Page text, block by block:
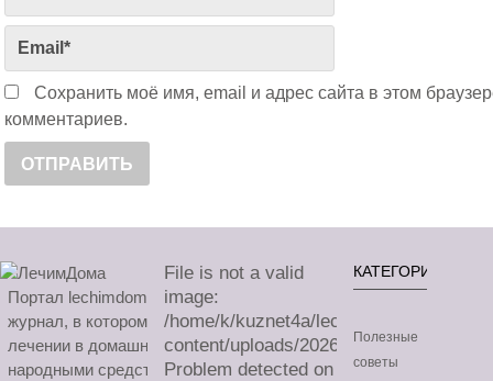
Сохранить моё имя, email и адрес сайта в этом
комментариев.
Портал lechimdoma.com - это онлайн-
журнал, в котором можно узнать все о
лечении в домашних условиях
народными средствами.
File is not a valid
image:
/home/k/kuznet4a/lechimdoma.com/
content/uploads/2026/08/sa.avif
Problem detected on
КАТЕГОРИИ
Полезные
советы